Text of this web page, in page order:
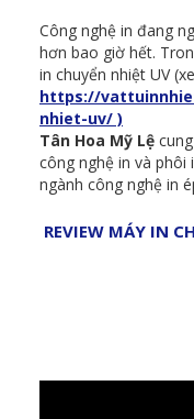
Công nghệ in đang
hơn bao giờ hết.
in chuyển nhiệt UV
https://
nhiet-uv/ )
Tân Hoa Mỹ Lệ
công nghệ in và phôi
ngành công nghệ in
REVIEW MÁY IN